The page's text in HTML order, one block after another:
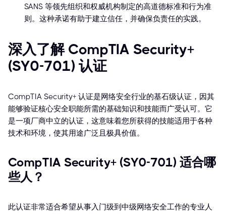
SANS 等领先组织和权威机构制定的高道德标准和行为准
则。这种承诺有助于建立信任，并确保负责任的实践。
深入了解 CompTIA Security+
(SY0-701) 认证
CompTIA Security+ 认证是网络安全行业的基石级认证，因其
能够验证核心安全职能所需的基础知识和技能而广受认可。它
是一项厂商中立的认证，这意味着您所获得的技能适用于各种
技术和环境，使其用途广泛且极具价值。
CompTIA Security+ (SY0-701) 适合哪
些人？
此认证非常适合希望从事入门级到中级网络安全工作的专业人